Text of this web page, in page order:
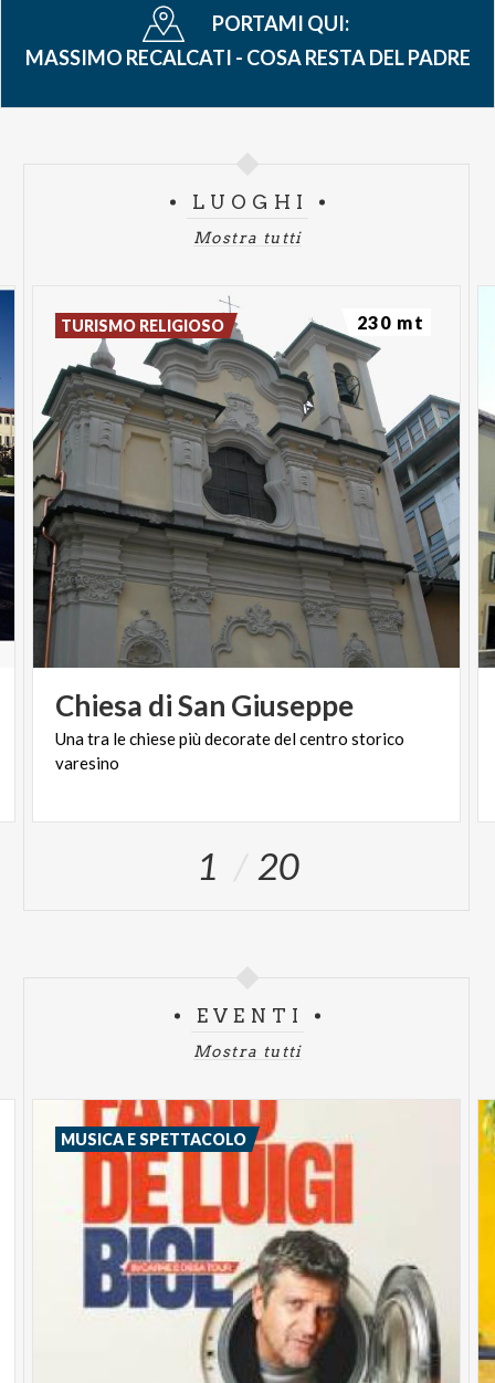
PORTAMI QUI:
MASSIMO RECALCATI - COSA RESTA DEL PADRE
LUOGHI
Mostra tutti
Chiesa diSan Giuseppe
Unatra lechiesepiùdecoratedelcentro storico
varesino
TURISMO RELIGIOSO 230 mt
1 20
EVENTI
Mostra tutti
MUSICA E SPETTACOLO